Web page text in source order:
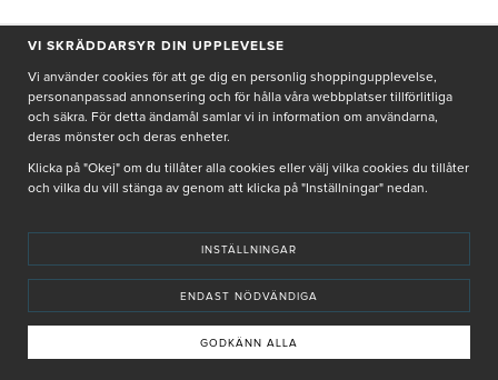
PRENUMERERA PÅ NYHETSBREV
Genom att ge min e-post, accepterar jag Seth och Sallyintegritetspolicy
De uppgifter du matar in kommer endast användas till våra nyhetsbrev.
INNEHÅLLET OCH REKOMMENDATIONERNA PÅ DENNA SIDA ÄR FRAMTAGNA OCH GRANSKADE
AV VÅRA AUKTORISERADE HUDTERAPEUTER.
VI SKRÄDDARSYR DIN UPPLEVELSE
Vi använder cookies för att ge dig en personlig shoppingupplevelse,
personanpassad annonsering och för hålla våra webbplatser tillförlitliga
och säkra. För detta ändamål samlar vi in information om användarna,
deras mönster och deras enheter.
Klicka på "Okej" om du tillåter alla cookies eller välj vilka cookies du tillåter
och vilka du vill stänga av genom att klicka på "Inställningar" nedan.
INSTÄLLNINGAR
ENDAST NÖDVÄNDIGA
GODKÄNN ALLA